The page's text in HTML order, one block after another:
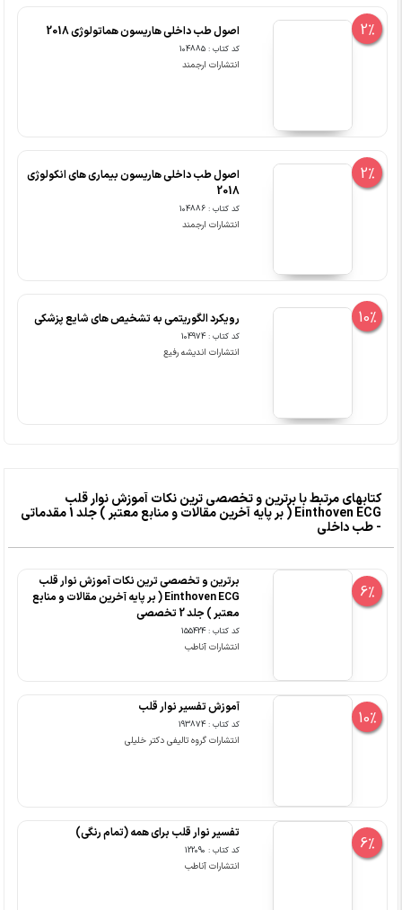
2% اصول طب داخلی هاریسون هماتولوژی 2018
کد کتاب : 104885
انتشارات ارجمند
2%
اصول طب داخلی هاریسون بیماری های انکولوژی
2018
کد کتاب : 104886
انتشارات ارجمند
10% رویکرد الگوریتمی به تشخیص های شایع پزشکی
کد کتاب : 104974
انتشارات اندیشه رفیع
کتابهای مرتبط با برترین و تخصصی ترین نکات آموزش نوار قلب
Einthoven ECG ( بر پایه آخرین مقالات و منابع معتبر ) جلد 1 مقدماتی
- طب داخلی
6%
برترین و تخصصی ترین نکات آموزش نوار قلب
Einthoven ECG ( بر پایه آخرین مقالات و منابع
معتبر ) جلد 2 تخصصی
کد کتاب : 155424
انتشارات آناطب
10%
آموزش تفسیر نوار قلب
کد کتاب : 193874
انتشارات گروه تالیفی دکتر خلیلی
6%
تفسیر نوار قلب برای همه (تمام رنگی)
کد کتاب : 122090
انتشارات آناطب